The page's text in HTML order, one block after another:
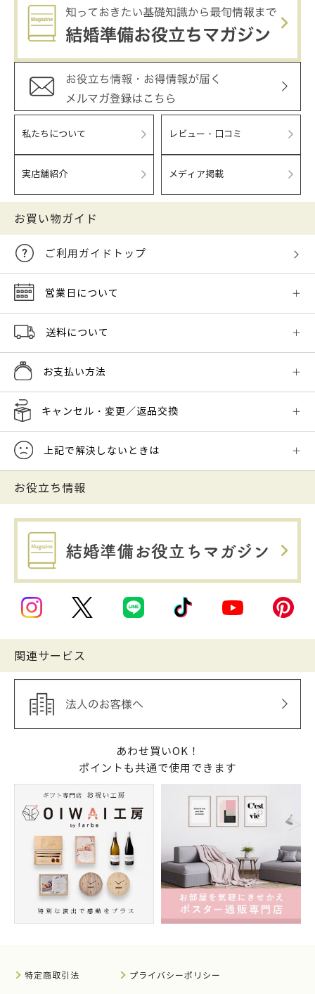
私たちについて レビュー・口コミ
実店舗紹介 メディア掲載
お買い物ガイド
ご利用ガイドトップ
営業日について
送料について
お支払い方法
キャンセル・変更／返品交換
上記で解決しないときは
お役立ち情報
関連サービス
あわせ買いOK！
ポイントも共通で使用できます
特定商取引法 プライバシーポリシー